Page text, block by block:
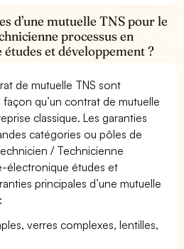
d’une mutuelle TNS pour le
processus en
et développement ?
de mutuelle TNS sont
qu’un contrat de mutuelle
classique. Les garanties
catégories ou pôles de
/ Technicienne
électronique études et
principales d’une mutuelle
verres complexes, lentilles,